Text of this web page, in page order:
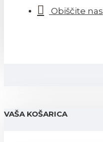
Obiščite nas
VAŠA KOŠARICA